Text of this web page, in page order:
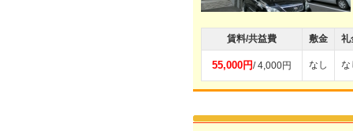
賃料/共益費 敷金 礼
55,000円/ 4,000円 なし な